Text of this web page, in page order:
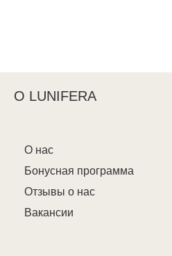
О LUNIFERA
О нас
Бонусная программа
Отзывы о нас
Вакансии